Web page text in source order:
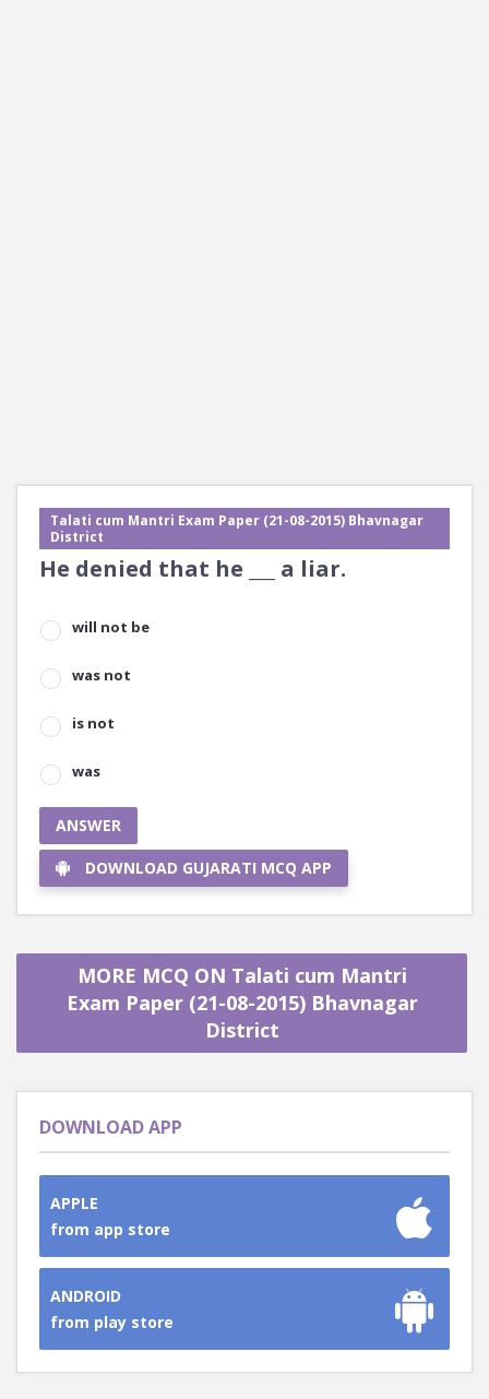
Talati cum Mantri Exam Paper (21-08-2015) Bhavnagar
District
He denied that he ___ a liar.
will not be
was not
is not
was
ANSWER
DOWNLOAD GUJARATI MCQ APP
MORE MCQ ON Talati cum Mantri
Exam Paper (21-08-2015) Bhavnagar
District
DOWNLOAD APP
APPLE
from app store
ANDROID
from play store